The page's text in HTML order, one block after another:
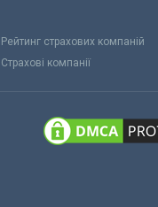
Рейтинг страхових компаній
Страхові компанії